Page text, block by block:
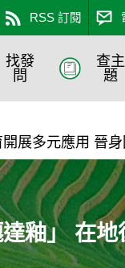
育開
RSS 訂閱
找發
問
查主
題
展多元應用 晉
釉」 在